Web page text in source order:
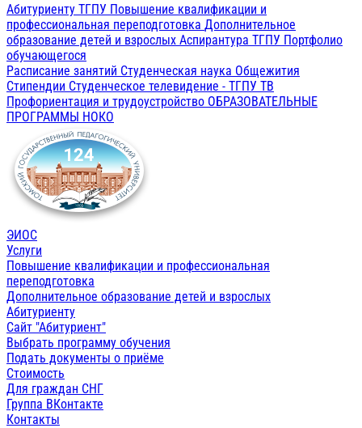
Абитуриенту ТГПУ Повышение квалификации и
профессиональная переподготовка Дополнительное
образование детей и взрослых Аспирантура ТГПУ Портфолио
обучающегося
Расписание занятий Студенческая наука Общежития
Стипендии Студенческое телевидение - ТГПУ ТВ
Профориентация и трудоустройство ОБРАЗОВАТЕЛЬНЫЕ
ПРОГРАММЫ НОКО
ЭИОС
Услуги
Повышение квалификации и профессиональная
переподготовка
Дополнительное образование детей и взрослых
Абитуриенту
Сайт "Абитуриент"
Выбрать программу обучения
Подать документы о приёме
Стоимость
Для граждан СНГ
Группа ВКонтакте
Контакты